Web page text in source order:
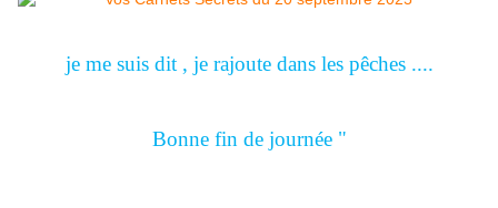
je me suis dit , je rajoute dans les pêches ....
Bonne fin de journée "